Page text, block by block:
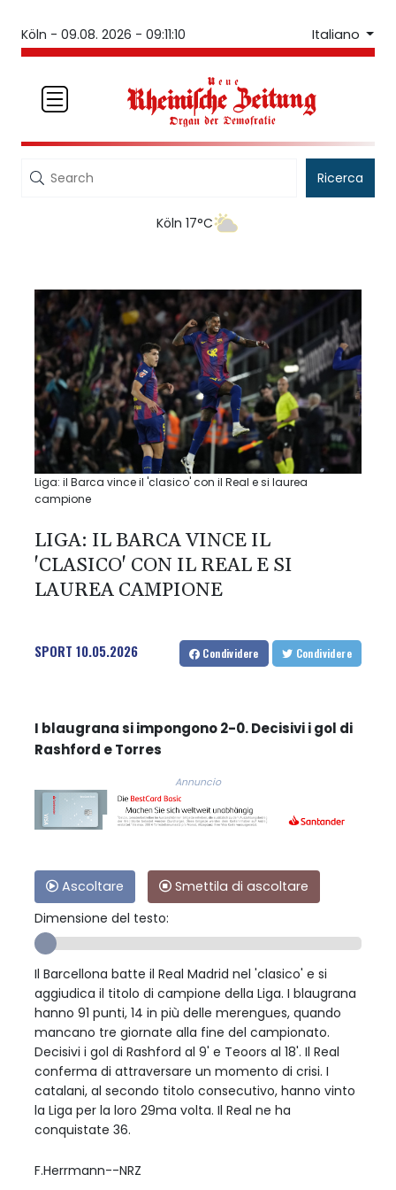
Köln - 09.08. 2026 - 09:11:10 Italiano
Ricerca
Köln 17°C
Liga: il Barca vince il 'clasico' con il Real e si laurea
campione
LIGA: IL BARCA VINCE IL
'CLASICO' CON IL REAL E SI
LAUREA CAMPIONE
SPORT 10.05.2026 Condividere Condividere
I blaugrana si impongono 2-0. Decisivi i gol di
Rashford e Torres
Annuncio
Ascoltare
Smettila di ascoltare
Dimensione del testo:
Il Barcellona batte il Real Madrid nel 'clasico' e si
aggiudica il titolo di campione della Liga. I blaugrana
hanno 91 punti, 14 in più delle merengues, quando
mancano tre giornate alla fine del campionato.
Decisivi i gol di Rashford al 9' e Teoors al 18'. Il Real
conferma di attraversare un momento di crisi. I
catalani, al secondo titolo consecutivo, hanno vinto
la Liga per la loro 29ma volta. Il Real ne ha
conquistate 36.
F.Herrmann--NRZ